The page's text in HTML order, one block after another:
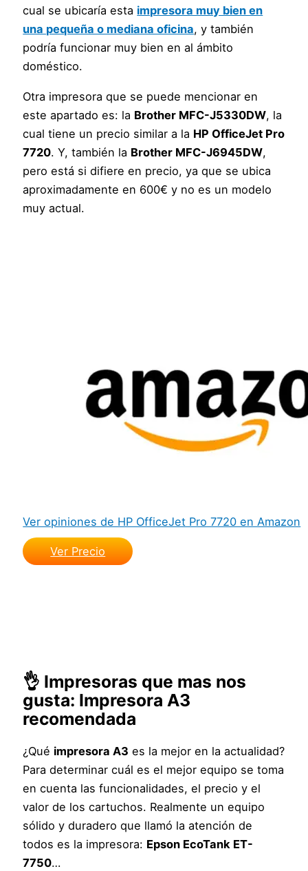
cual se ubicaría esta impresora muy bien en
una pequeña o mediana oficina, y también
podría funcionar muy bien en al ámbito
doméstico.
Otra impresora que se puede mencionar en
este apartado es: la Brother MFC-J5330DW, la
cual tiene un precio similar a la HP OfficeJet Pro
7720. Y, también la Brother MFC-J6945DW,
pero está si difiere en precio, ya que se ubica
aproximadamente en 600€ y no es un modelo
muy actual.
Ver opiniones de HP OfficeJet Pro 7720 en Amazon
Ver Precio
👌 Impresoras que mas nos
gusta: Impresora A3
recomendada
¿Qué impresora A3 es la mejor en la actualidad?
Para determinar cuál es el mejor equipo se toma
en cuenta las funcionalidades, el precio y el
valor de los cartuchos. Realmente un equipo
sólido y duradero que llamó la atención de
todos es la impresora: Epson EcoTank ET-
7750…